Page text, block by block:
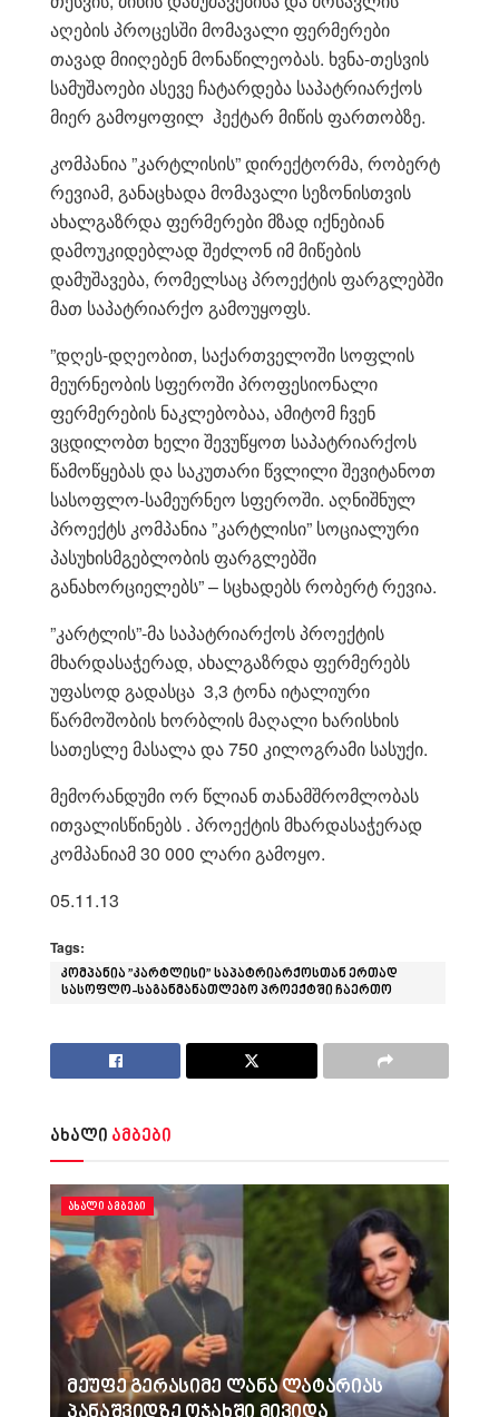
აღების პროცესში მომავალი ფერმერები
თავად მიიღებენ მონაწილეობას. ხვნა-თესვის
სამუშაოები ასევე ჩატარდება საპატრიარქოს
მიერ გამოყოფილ ჰექტარ მიწის ფართობზე.
კომპანია ”კარტლისის” დირექტორმა, რობერტ
რევიამ, განაცხადა მომავალი სეზონისთვის
ახალგაზრდა ფერმერები მზად იქნებიან
დამოუკიდებლად შეძლონ იმ მიწების
დამუშავება, რომელსაც პროექტის ფარგლებში
მათ საპატრიარქო გამოუყოფს.
”დღეს-დღეობით, საქართველოში სოფლის
მეურნეობის სფეროში პროფესიონალი
ფერმერების ნაკლებობაა, ამიტომ ჩვენ
ვცდილობთ ხელი შევუწყოთ საპატრიარქოს
წამოწყებას და საკუთარი წვლილი შევიტანოთ
სასოფლო-სამეურნეო სფეროში. აღნიშნულ
პროექტს კომპანია ”კარტლისი” სოციალური
პასუხისმგებლობის ფარგლებში
განახორციელებს” – სცხადებს რობერტ რევია.
”კარტლის”-მა საპატრიარქოს პროექტის
მხარდასაჭერად, ახალგაზრდა ფერმერებს
უფასოდ გადასცა 3,3 ტონა იტალიური
წარმოშობის ხორბლის მაღალი ხარისხის
სათესლე მასალა და 750 კილოგრამი სასუქი.
მემორანდუმი ორ წლიან თანამშრომლობას
ითვალისწინებს . პროექტის მხარდასაჭერად
კომპანიამ 30 000 ლარი გამოყო.
05.11.13
Tags:
კომპანია ”კარტლისი” საპატრიარქოსთან ერთად
სასოფლო-საგანმანათლებო პროექტში ჩაერთო
ახალი ამბები
ᲐᲮᲐᲚᲘ ᲐᲛᲑᲔᲑᲘ
მეუფე გერასიმე ლანა ლატარიას